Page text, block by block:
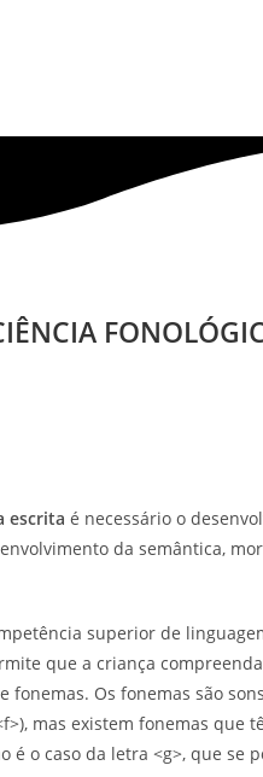
escrita é necessário o
da semântica,
superior de
que a criança
Os fonemas são
mas existem fonemas que
é o caso da letra <g>, que se